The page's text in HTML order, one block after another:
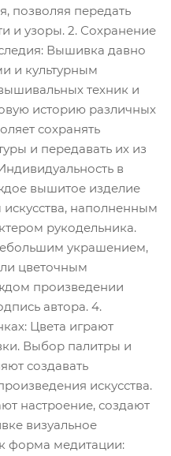
позволяя передать
и узоры. 2. Сохранение
Вышивка давно
и культурным
техник и
историю различных
сохранять
и передавать их из
в
вышитое изделие
наполненным
рукодельника.
украшением,
цветочным
произведении
автора. 4.
Цвета играют
Выбор палитры и
создавать
искусства.
настроение, создают
визуальное
форма медитации: